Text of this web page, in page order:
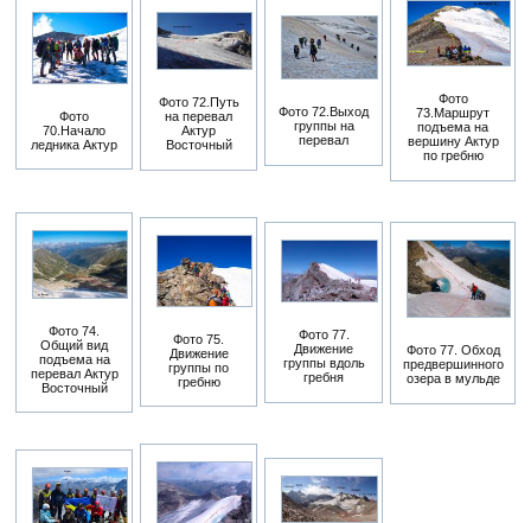
Фото
70.Начало
ледника Актур
Фото 72.Путь
на перевал
Актур
Восточный
Фото 72.Выход
группы на
перевал
Фото
73.Маршрут
подъема на
вершину Актур
по гребню
Фото 74.
Общий вид
подъема на
перевал Актур
Восточный
Фото 75.
Движение
группы по
гребню
Фото 77.
Движение
группы вдоль
гребня
Фото 77. Обход
предвершинного
озера в мульде